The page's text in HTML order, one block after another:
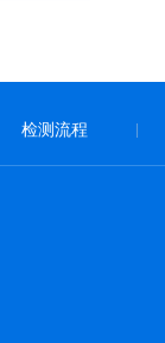
检测流程